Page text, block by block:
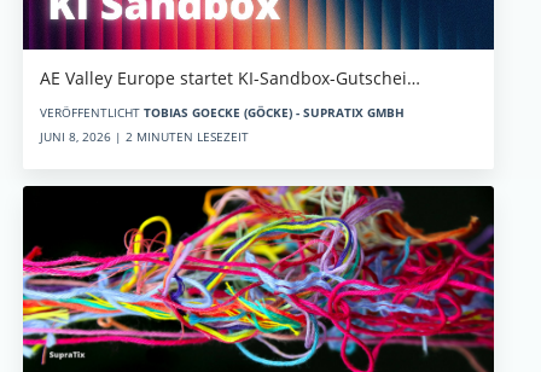
AE Valley Europe startet KI-Sandbox-Gutschei…
VERÖFFENTLICHT TOBIAS GOECKE (GÖCKE) - SUPRATIX GMBH
JUNI 8, 2026 | 2 MINUTEN LESEZEIT